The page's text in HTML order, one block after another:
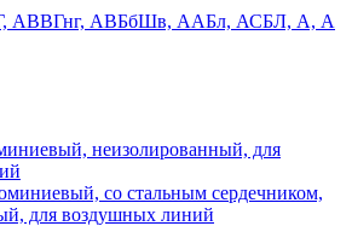
АВБбШв, ААБл, АСБЛ, А, А
неизолированный, для
со стальным сердечником,
для воздушных линий